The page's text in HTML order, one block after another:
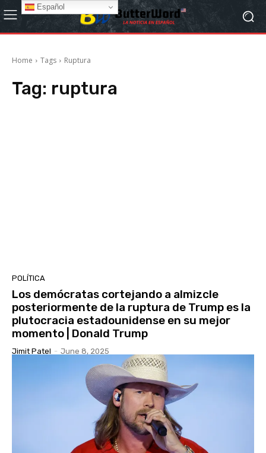
Home Tags Ruptura
Tag: ruptura
POLÍTICA
Los demócratas cortejando a almizcle
posteriormente de la ruptura de Trump es la
plutocracia estadounidense en su mejor
momento | Donald Trump
Jimit Patel - June 8, 2025
Español